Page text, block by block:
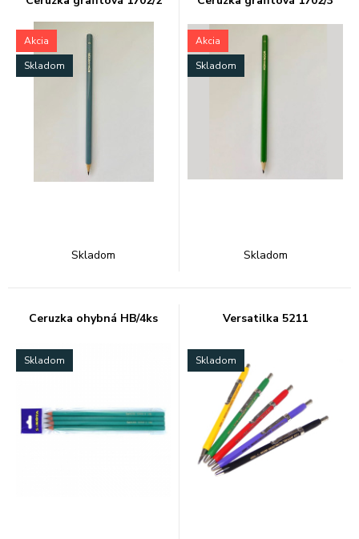
Akcia
Skladom
Skladom
Akcia
Skladom
Skladom
Ceruzka ohybná HB/4ks
Skladom
Versatilka 5211
Skladom